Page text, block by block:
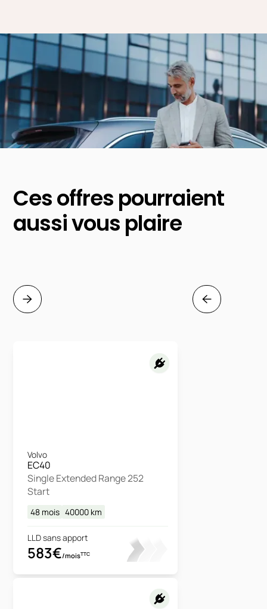
Ces offres pourraient
aussi vous plaire
Volvo
EC40
Single Extended Range 252
Start
48 mois 40000 km
LLD sans apport
583€/moisTTC